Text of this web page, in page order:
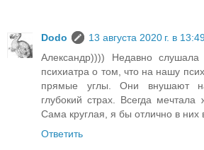
Dodo
13 августа 2020 г. в
Александр)))) Недавно слушала
психиатра о том, что на нашу
прямые углы. Они внушают
глубокий страх. Всегда мечтала
Сама круглая, я бы отлично в них
Ответить